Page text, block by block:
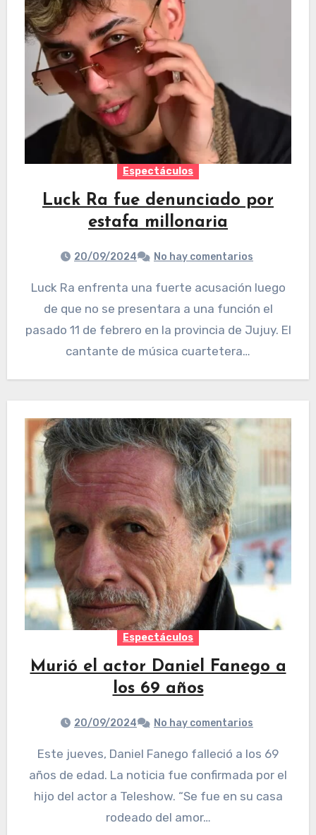
Espectáculos
Luck Ra fue denunciado por
estafa millonaria
20/09/2024 No hay comentarios
Luck Ra enfrenta una fuerte acusación luego
de que no se presentara a una función el
pasado 11 de febrero en la provincia de Jujuy. El
cantante de música cuartetera…
Espectáculos
Murió el actor Daniel Fanego a
los 69 años
20/09/2024 No hay comentarios
Este jueves, Daniel Fanego falleció a los 69
años de edad. La noticia fue confirmada por el
hijo del actor a Teleshow. “Se fue en su casa
rodeado del amor…